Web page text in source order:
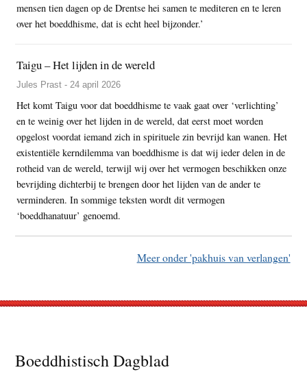
mensen tien dagen op de Drentse hei samen te mediteren en te leren
over het boeddhisme, dat is echt heel bijzonder.’
Taigu – Het lijden in de wereld
Jules Prast - 24 april 2026
Het komt Taigu voor dat boeddhisme te vaak gaat over ‘verlichting’
en te weinig over het lijden in de wereld, dat eerst moet worden
opgelost voordat iemand zich in spirituele zin bevrijd kan wanen. Het
existentiële kerndilemma van boeddhisme is dat wij ieder delen in de
rotheid van de wereld, terwijl wij over het vermogen beschikken onze
bevrijding dichterbij te brengen door het lijden van de ander te
verminderen. In sommige teksten wordt dit vermogen
‘boeddhanatuur’ genoemd.
Meer onder 'pakhuis van verlangen'
Footer
Boeddhistisch Dagblad